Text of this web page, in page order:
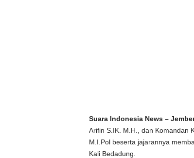
Suara Indonesia News –
Arifin S.IK. M.H., dan Komandan
M.I.Pol beserta jajarannya
Kali Bedadung.